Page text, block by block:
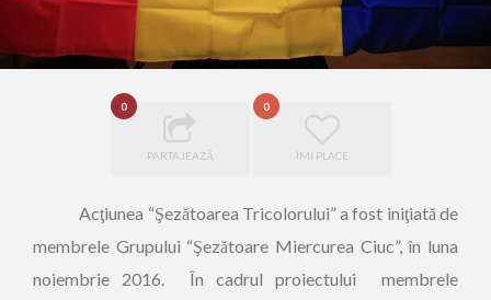
0
PARTAJEAZĂ
0
ÎMI PLACE
Acţiunea “Şezătoarea Tricolorului” a fost iniţiată de
membrele Grupului “Şezătoare Miercurea Ciuc”, în luna
noiembrie 2016. În cadrul proiectului membrele